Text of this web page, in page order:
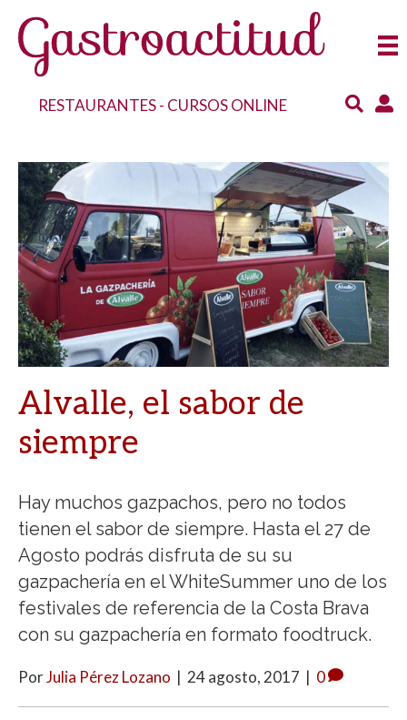
RESTAURANTES- CURSOS ONLINE
Alvalle, el sabor de
siempre
Hay muchos gazpachos, pero no todos
tienen el sabor de siempre. Hasta el 27 de
Agosto podrás disfruta de su su
gazpachería en el WhiteSummer uno de los
festivales de referencia de la Costa Brava
con su gazpachería en formato foodtruck.
PorJulia Pérez Lozano | 24 agosto, 2017 | 0